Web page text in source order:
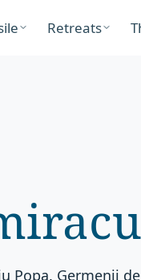
Retreats
Popa. Germenii